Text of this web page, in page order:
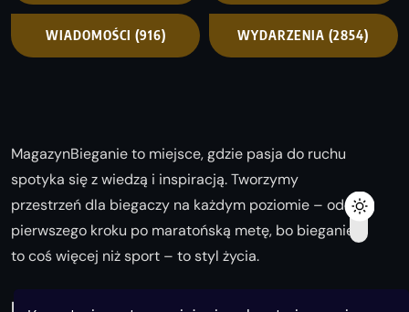
WIADOMOŚCI (916) WYDARZENIA (2854)
MagazynBieganie to miejsce, gdzie pasja do ruchu
spotyka się z wiedzą i inspiracją. Tworzymy
przestrzeń dla biegaczy na każdym poziomie – od
pierwszego kroku po maratońską metę, bo bieganie
to coś więcej niż sport – to styl życia.
Biegaj z nami i odkrywaj swoją najlepszą wersję!